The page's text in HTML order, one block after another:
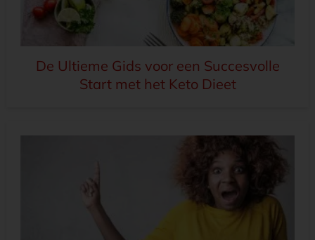
De Ultieme Gids voor een Succesvolle
Start met het Keto Dieet